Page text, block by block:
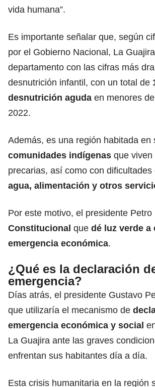
vida humana”.
Es importante señalar que, según
por el Gobierno Nacional, La
departamento con las cifras más
desnutrición infantil, con un total de
desnutrición aguda en menores
2022.
Además, es una región habitada en
comunidades indígenas que viven
precarias, así como con dificultades
agua, alimentación y otros
Por este motivo, el presidente Petro
Constitucional que dé luz verde a
emergencia económica.
¿Qué es la declaración
emergencia?
Días atrás, el presidente Gustavo
que utilizaría el mecanismo de
emergencia económica y social
La Guajira ante las graves
enfrentan sus habitantes día a día.
Esta crisis humanitaria en la región